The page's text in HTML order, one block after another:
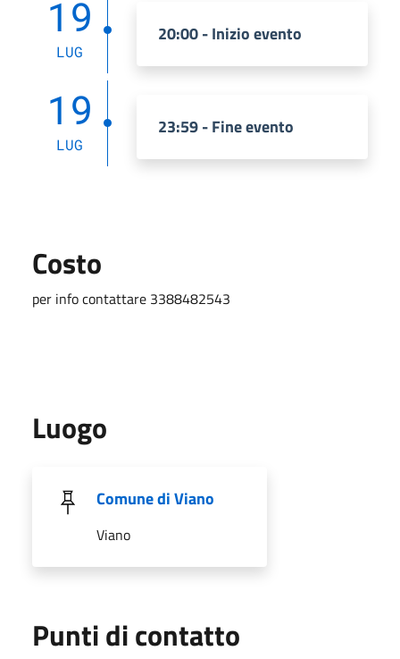
19
LUG
20:00 - Inizio evento
19
LUG
23:59 - Fine evento
Costo
per info contattare 3388482543
Luogo
Comune di Viano
Viano
Punti di contatto